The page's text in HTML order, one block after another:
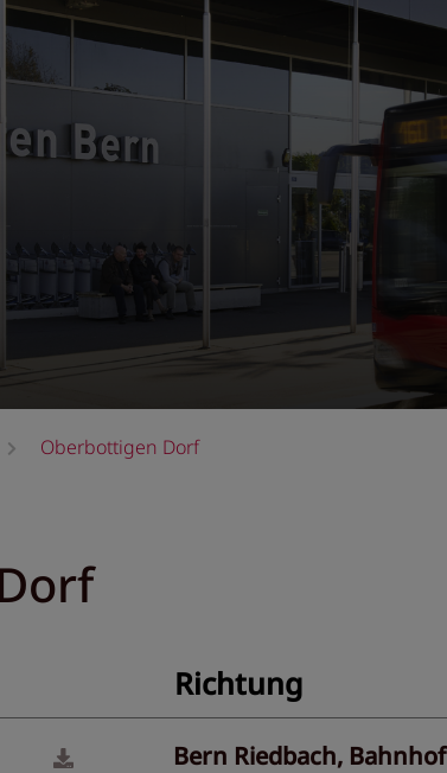
Oberbottigen Dorf
Richtung
Bern Riedbach, Bahnhof